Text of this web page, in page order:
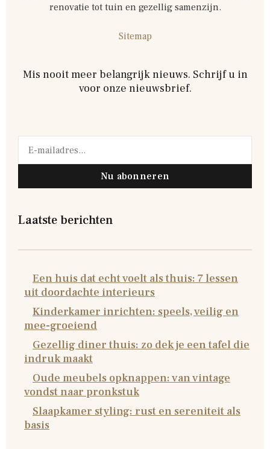
renovatie tot tuin en gezellig samenzijn.
Sitemap
Mis nooit meer belangrijk nieuws. Schrijf u in
voor onze nieuwsbrief.
Nu abonneren
Laatste berichten
Een huis dat echt voelt als thuis: 7 lessen
uit doordachte interieurs
Kinderkamer inrichten: speels, veilig en
mee-groeiend
Gezellig diner thuis: zo dek je een tafel die
indruk maakt
Oude meubels opknappen: van vintage
vondst naar pronkstuk
Slaapkamer styling: rust en sereniteit als
basis